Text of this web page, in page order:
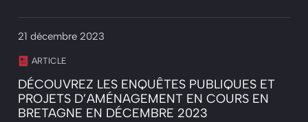
21 décembre 2023
ARTICLE
DÉCOUVREZ LES ENQUÊTES PUBLIQUES ET
PROJETS D’AMÉNAGEMENT EN COURS EN
BRETAGNE EN DÉCEMBRE 2023